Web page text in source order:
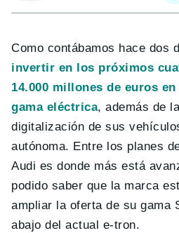
Como contábamos hace dos
invertir en los próximos
14.000 millones de euros
gama eléctrica, además de
digitalización de sus
autónoma. Entre los planes
Audi es donde más está
podido saber que la marca
ampliar la oferta de su gama
abajo del actual e-tron.